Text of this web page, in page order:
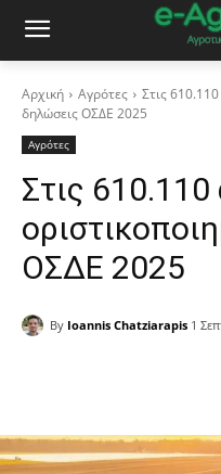
Αρχική Αγρότες
Στις
δηλώσεις ΟΣΔΕ 2025
Αγρότες
Στις 610.110
ΟΣΔΕ 2025
By Ioannis Chatziarapis 1